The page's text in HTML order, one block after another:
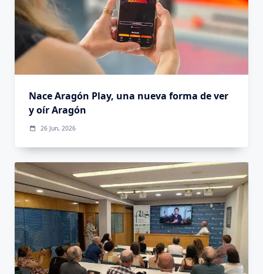
Nace Aragón Play, una nueva forma de ver
y oír Aragón
26 Jun, 2026